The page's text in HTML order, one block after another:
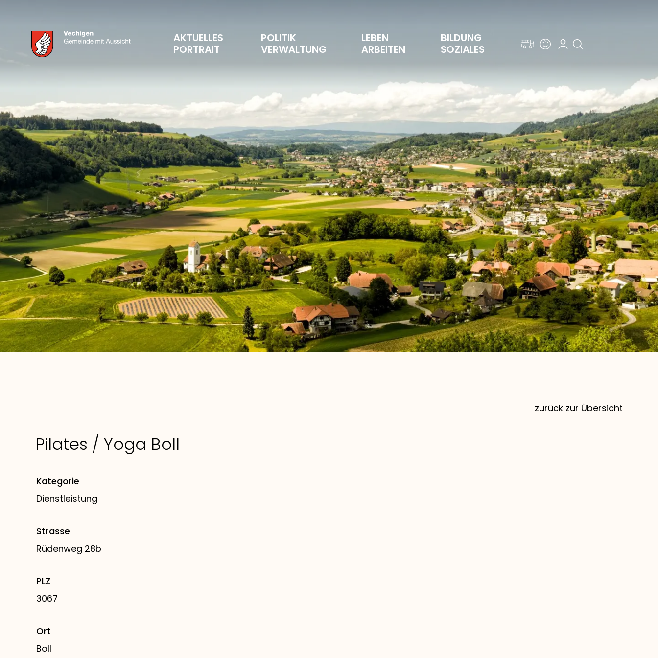
AKTUELLES
PORTRAIT
POLITIK
VERWALTUNG
LEBEN
ARBEITEN
BILDUNG
SOZIALES
zurück zur Übersicht
Pilates / Yoga Boll
Kategorie
Dienstleistung
Strasse
Rüdenweg 28b
PLZ
3067
Ort
Boll